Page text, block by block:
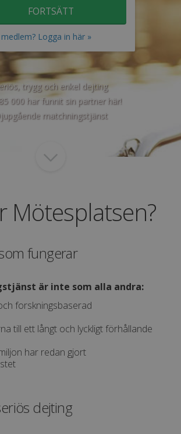
Medlemsvillkoren
Personuppgiftspolicyn
FORTSÄTT
medlem? Logga in här »
trygg och enkel dejting
000 har funnit sin partner här!
matchningstjänst
Mötesplatsen?
fungerar
är inte som alla andra:
forskningsbaserad
till ett långt och lyckligt förhållande
har redan gjort
dejting